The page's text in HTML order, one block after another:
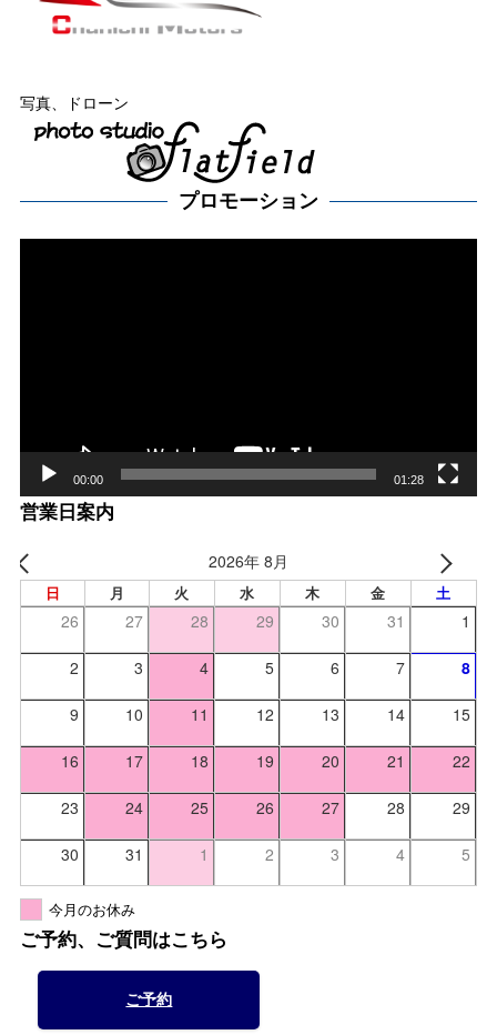
写真、ドローン
プロモーション
00:00 01:28
営業日案内
2026年 8月
日 月 火 水 木 金 土
26 27 28 29 30 31 1
2 3 4 5 6 7 8
9 10 11 12 13 14 15
16 17 18 19 20 21 22
23 24 25 26 27 28 29
30 31 1 2 3 4 5
今月のお休み
ご予約、ご質問はこちら
ご予約